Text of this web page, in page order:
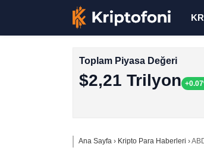
Toplam Piyasa Değeri
$2,21 Trilyon
Ana Sayfa › Kripto Para Haberleri ›